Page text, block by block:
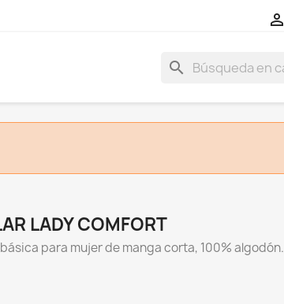

search
LADY COMFORT
para mujer de manga corta, 100% algodón.